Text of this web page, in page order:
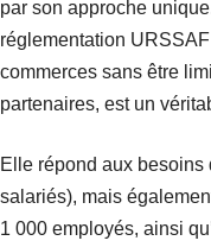
par son approche
réglementation
commerces sans être
partenaires, est un
Elle répond aux
salariés), mais
1 000 employés, ainsi